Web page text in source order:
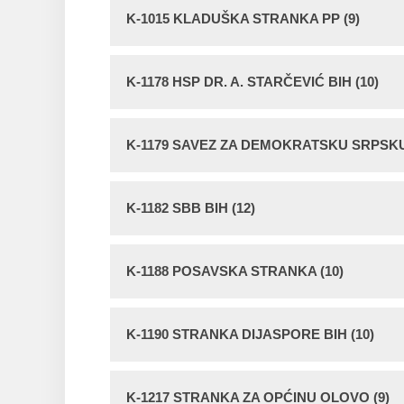
K-1015 KLADUŠKA STRANKA PP (9)
K-1178 HSP DR. A. STARČEVIĆ BIH (10)
K-1179 SAVEZ ZA DEMOKRATSKU
K-1182 SBB BIH (12)
K-1188 POSAVSKA STRANKA (10)
K-1190 STRANKA DIJASPORE BIH (10)
K-1217 STRANKA ZA OPĆINU OLOVO (9)